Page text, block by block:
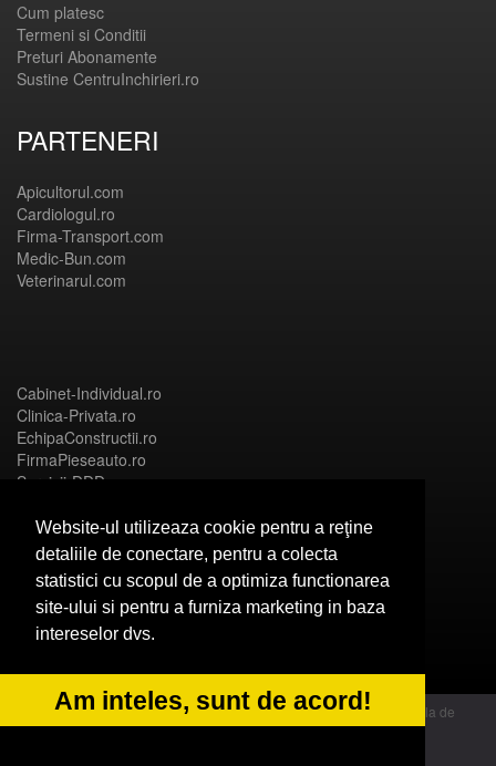
Website-ul utilizeaza cookie pentru a reţine
detaliile de conectare, pentru a colecta
statistici cu scopul de a optimiza functionarea
site-ului si pentru a furniza marketing in baza
intereselor dvs.
Am inteles, sunt de acord!
Cum platesc
Termeni si Conditii
Preturi Abonamente
Sustine CentruInchirieri.ro
PARTENERI
Apicultorul.com
Cardiologul.ro
Firma-Transport.com
Medic-Bun.com
Veterinarul.com
Cabinet-Individual.ro
Clinica-Privata.ro
EchipaConstructii.ro
FirmaPieseauto.ro
Servicii-DDD.com
Birouri-Cadastru.ro
CramaVinuri.ro
FirmaTractariAuto.ro
© 2014 Powered by OdinMedia | este inscrisa la Autoritatea Nationala de